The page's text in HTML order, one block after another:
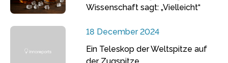
Wissenschaft sagt: „Vielleicht“
18 December 2024
Ein Teleskop der Weltspitze auf
der Zugspitze